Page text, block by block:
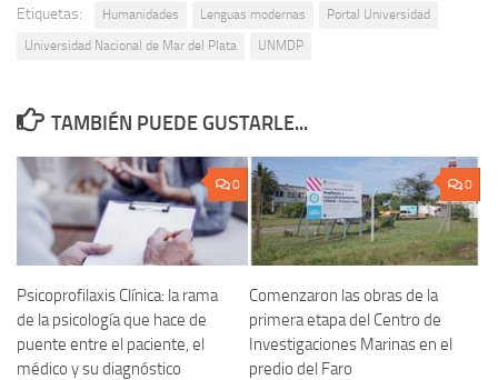
Etiquetas: Humanidades Lenguas modernas
Portal Universidad
Universidad Nacional de Mar del Plata
UNMDP
TAMBIÉN PUEDE GUSTARLE...
0
Psicoprofilaxis Clínica: la rama
de la psicología que hace de
puente entre el paciente, el
médico y su diagnóstico
0
Comenzaron las obras de la
primera etapa del Centro de
Investigaciones Marinas en el
predio del Faro